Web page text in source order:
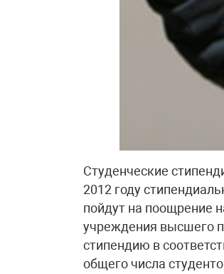
Студенческие
2012 году
пойдут на поощрение
учреждения высшего
стипендию в
общего числа